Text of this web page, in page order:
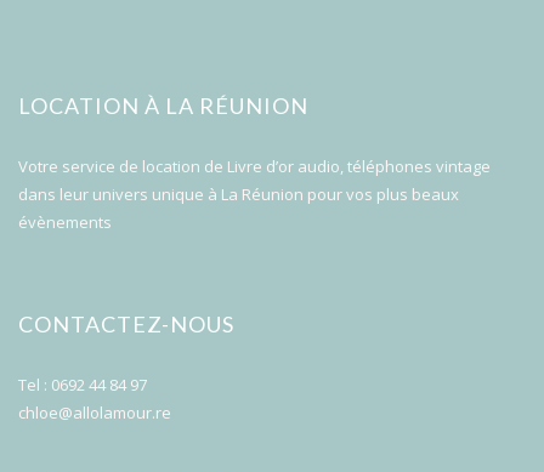
LOCATION À LA RÉUNION
Votre service de location de Livre d’or audio, téléphones vintage
dans leur univers unique à La Réunion pour vos plus beaux
évènements
CONTACTEZ-NOUS
Tel : 0692 44 84 97
chloe@allolamour.re